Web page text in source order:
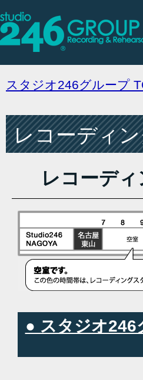
スタジオ246グループ
レコーディ
レコーデ
● スタジオ